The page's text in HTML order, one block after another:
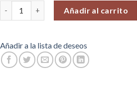
Añadir al carrito
Añadir a la lista de deseos